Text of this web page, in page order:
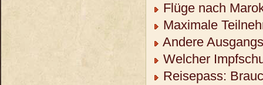
Flüge nach
Maximale
Andere
Welcher
Reisepass: